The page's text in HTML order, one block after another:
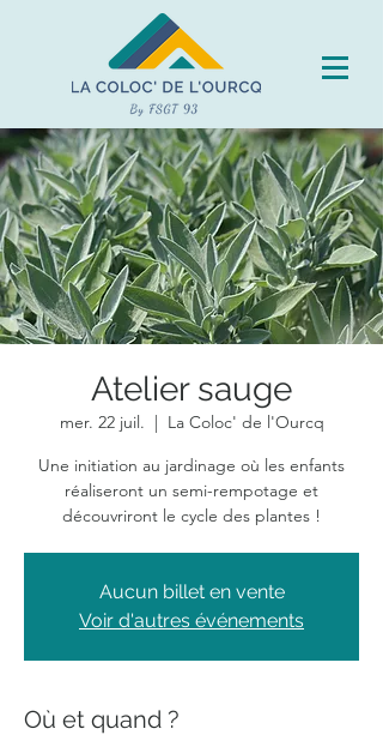
Atelier sauge
mer. 22 juil.
  |
La Coloc' de l'Ourcq
Une initiation au jardinage où les enfants
réaliseront un semi-rempotage et
découvriront le cycle des plantes !
Aucun billet en vente
Voir d'autres événements
Où et quand ?